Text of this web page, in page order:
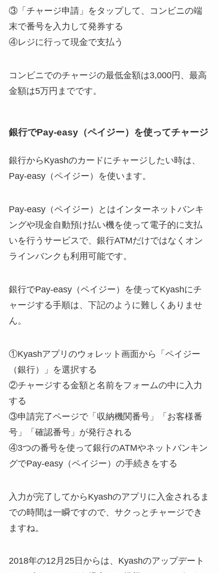
③「チャージ申請」をタップして、コンビニの端
末で番号を入力して発券する
④レジに行って現金で支払う
コンビニでのチャージの最低金額は3,000円、最高
金額は5万円までです。
銀行でPay-easy（ペイジー）を使ってチャージ
銀行からKyashのカードにチャージしたい時は、
Pay-easy（ペイジー）を使います。
Pay-easy（ペイジー）とはインターネットバンキ
ングや現金自動預け払い機を使って電子的に支払
いを行うサービスで、銀行ATMだけではなくオン
ラインバンクも利用可能です。
銀行でPay-easy（ペイジー）を使ってKyashにチ
ャージする手順は、下記のように難しくありませ
ん。
①Kyashアプリのウォレット画面から「ペイジー
（銀行）」を選択する
②チャージする金額と名前をフォームの中に入力
する
③申請完了ページで「収納機関番号」「お客様番
号」「確認番号」が発行される
④3つの番号を使って銀行のATMやネットバンキン
グでPay-easy（ペイジー）の手続きをする
入力が完了してからKyashのアプリに入金されるま
での時間は一瞬ですので、サクっとチャージでき
ますね。
2018年の12月25日からは、Kyashのアップデート